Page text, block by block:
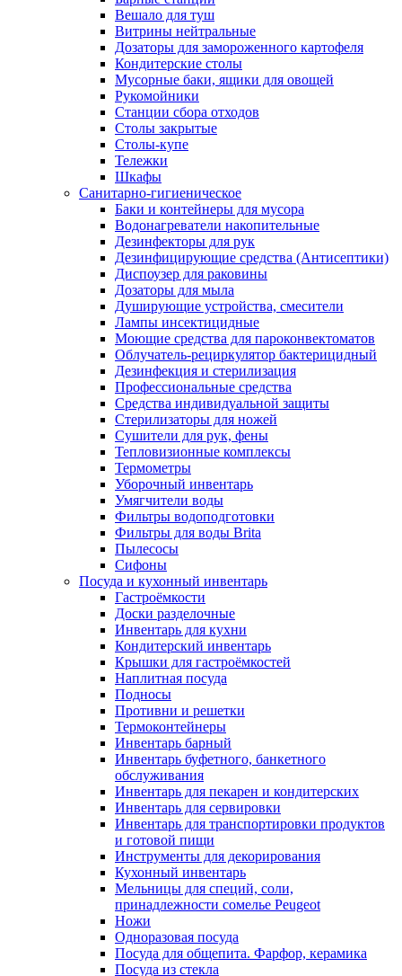
Вешало для туш
Витрины нейтральные
Дозаторы для замороженного картофеля
Кондитерские столы
Мусорные баки, ящики для овощей
Рукомойники
Станции сбора отходов
Столы закрытые
Столы-купе
Тележки
Шкафы
Санитарно-гигиеническое
Баки и контейнеры для мусора
Водонагреватели накопительные
Дезинфекторы для рук
Дезинфицирующие средства (Антисептики)
Диспоузер для раковины
Дозаторы для мыла
Душирующие устройства, смесители
Лампы инсектицидные
Моющие средства для пароконвектоматов
Облучатель-рециркулятор бактерицидный
Дезинфекция и стерилизация
Профессиональные средства
Средства индивидуальной защиты
Стерилизаторы для ножей
Сушители для рук, фены
Тепловизионные комплексы
Термометры
Уборочный инвентарь
Умягчители воды
Фильтры водоподготовки
Фильтры для воды Brita
Пылесосы
Сифоны
Посуда и кухонный инвентарь
Гастроёмкости
Доски разделочные
Инвентарь для кухни
Кондитерский инвентарь
Крышки для гастроёмкостей
Наплитная посуда
Подносы
Противни и решетки
Термоконтейнеры
Инвентарь барный
Инвентарь буфетного, банкетного
обслуживания
Инвентарь для пекарен и кондитерских
Инвентарь для сервировки
Инвентарь для транспортировки продуктов
и готовой пищи
Инструменты для декорирования
Кухонный инвентарь
Мельницы для специй, соли,
принадлежности сомелье Peugeot
Ножи
Одноразовая посуда
Посуда для общепита. Фарфор, керамика
Посуда из стекла